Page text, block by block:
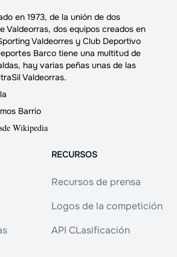
en 1973, de la unión de dos
Valdeorras, dos equipos creados en
Valdeorres y Club Deportivo
Barco tiene una multitud de
hay varias peñas unas de las
Valdeorras.
Barrio
Wikipedia
RECURSOS
Recursos de prensa
Logos de la competición
API CLasificación